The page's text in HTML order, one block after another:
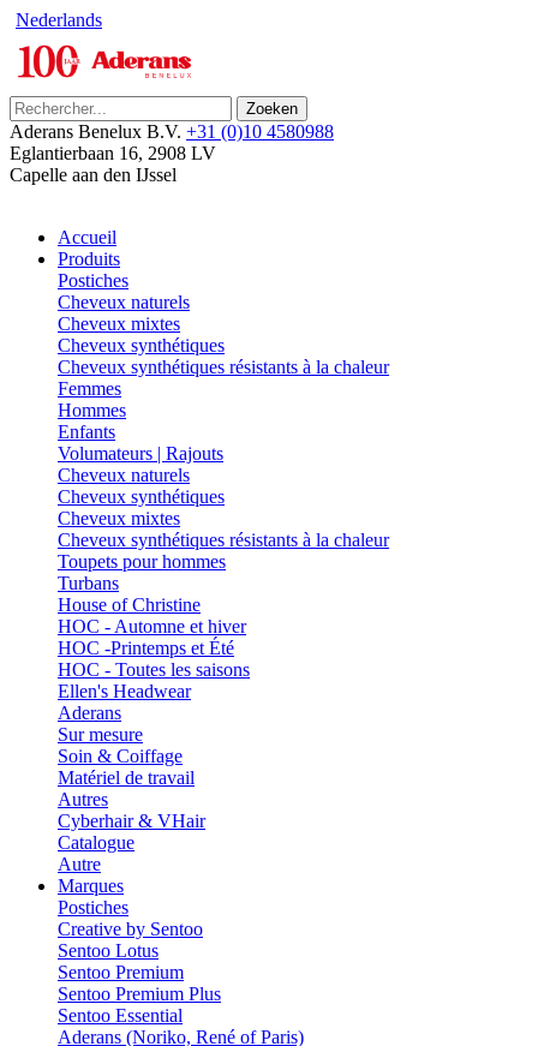
Nederlands
Zoeken
Aderans Benelux B.V. +31 (0)10 4580988
Eglantierbaan 16, 2908 LV
Capelle aan den IJssel
Accueil
Produits
Postiches
Cheveux naturels
Cheveux mixtes
Cheveux synthétiques
Cheveux synthétiques résistants à la chaleur
Femmes
Hommes
Enfants
Volumateurs | Rajouts
Cheveux naturels
Cheveux synthétiques
Cheveux mixtes
Cheveux synthétiques résistants à la chaleur
Toupets pour hommes
Turbans
House of Christine
HOC - Automne et hiver
HOC -Printemps et Été
HOC - Toutes les saisons
Ellen's Headwear
Aderans
Sur mesure
Soin & Coiffage
Matériel de travail
Autres
Cyberhair & VHair
Catalogue
Autre
Marques
Postiches
Creative by Sentoo
Sentoo Lotus
Sentoo Premium
Sentoo Premium Plus
Sentoo Essential
Aderans (Noriko, René of Paris)